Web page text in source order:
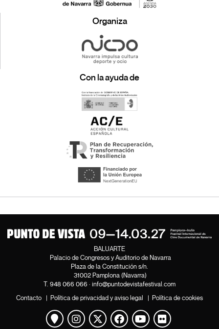
Organiza
Con la ayuda de
BALUARTE
Palacio de Congresos y Auditorio de Navarra
Plaza de la Constitución s/n.
31002 Pamplona (Navarra)
T. 948 066 066 · info@puntodevistafestival.com
Contacto | Política de privacidad y aviso legal | Política de cookies
Ver mapa
Instagram
Twitter
Facebook
Youtube
Flickr